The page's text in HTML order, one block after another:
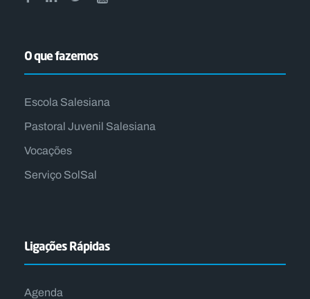
O que fazemos
Escola Salesiana
Pastoral Juvenil Salesiana
Vocações
Serviço SolSal
Ligações Rápidas
Agenda